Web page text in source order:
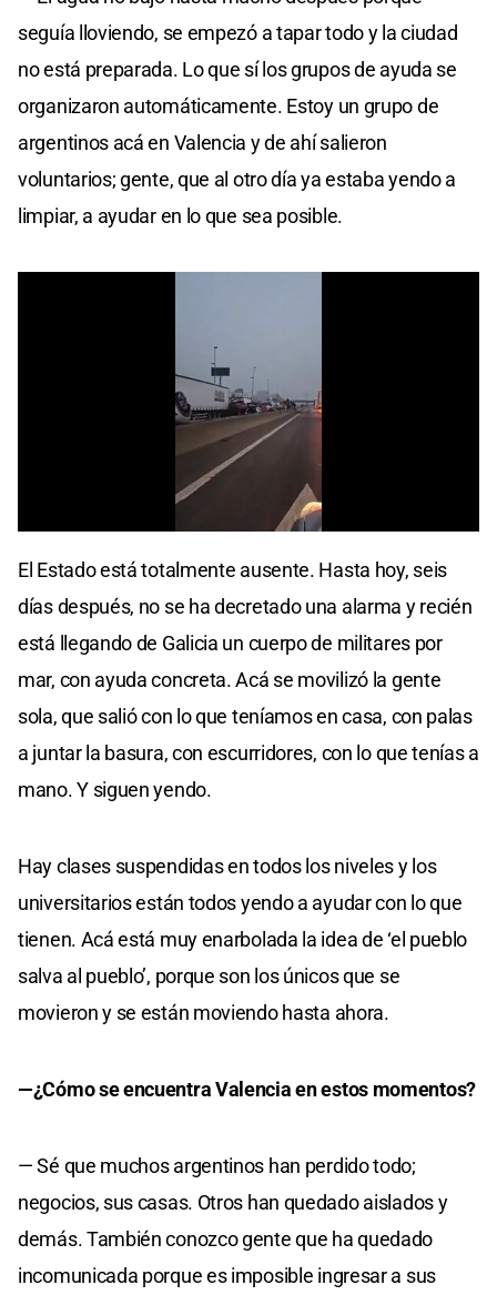
seguía lloviendo, se empezó a tapar todo y la ciudad
no está preparada. Lo que sí los grupos de ayuda se
organizaron automáticamente. Estoy un grupo de
argentinos acá en Valencia y de ahí salieron
voluntarios; gente, que al otro día ya estaba yendo a
limpiar, a ayudar en lo que sea posible.
of
seconds
El Estado está totalmente ausente. Hasta hoy, seis
días después, no se ha decretado una alarma y recién
está llegando de Galicia un cuerpo de militares por
mar, con ayuda concreta. Acá se movilizó la gente
sola, que salió con lo que teníamos en casa, con palas
a juntar la basura, con escurridores, con lo que tenías a
mano. Y siguen yendo.
Hay clases suspendidas en todos los niveles y los
universitarios están todos yendo a ayudar con lo que
tienen. Acá está muy enarbolada la idea de ‘el pueblo
salva al pueblo’, porque son los únicos que se
movieron y se están moviendo hasta ahora.
—¿Cómo se encuentra Valencia en estos momentos?
— Sé que muchos argentinos han perdido todo;
negocios, sus casas. Otros han quedado aislados y
demás. También conozco gente que ha quedado
incomunicada porque es imposible ingresar a sus